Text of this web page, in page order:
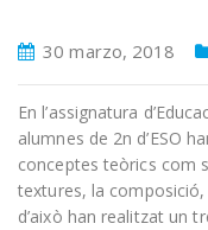
30 marzo, 2018
En l’assignatura
alumnes de 2n d’ESO
conceptes teòrics com
textures, la
d’això han realitzat un